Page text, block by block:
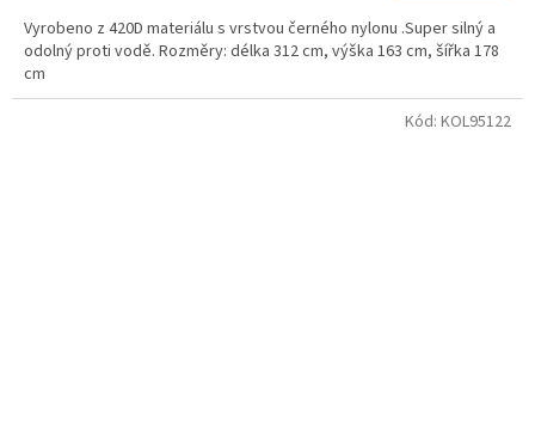
Vyrobeno z 420D materiálu s vrstvou černého nylonu .Super silný a
odolný proti vodě. Rozměry: délka 312 cm, výška 163 cm, šířka 178
cm
Kód: KOL95122